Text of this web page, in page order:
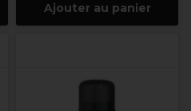
Ajouter au panier